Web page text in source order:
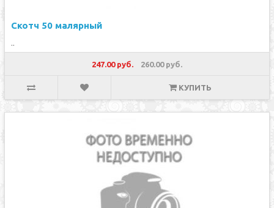
Скотч 50 малярный
..
247.00 руб. 260.00 руб.
КУПИТЬ